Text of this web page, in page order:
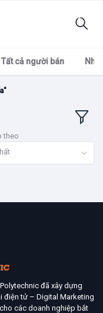
Tất cả người bán
theo
đã xây dựng
điện tử – Digital Marketing
các doanh nghiệp bắt